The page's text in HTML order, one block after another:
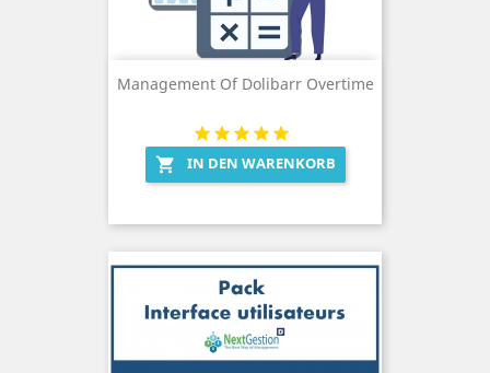
Management Of Dolibarr Overtime
 IN DEN WARENKORB